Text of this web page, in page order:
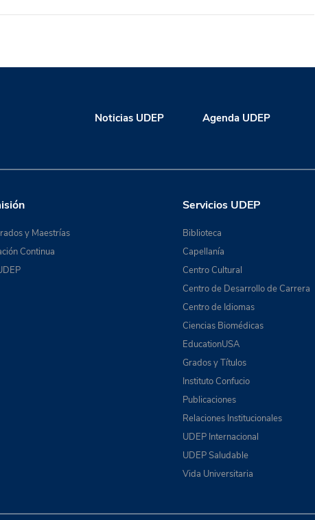
Noticias UDEP Agenda UDEP
y Maestrías
Continua
Servicios UDEP
Biblioteca
Capellanía
Centro Cultural
Centro de Desarrollo de Carrera
Centro de Idiomas
Ciencias Biomédicas
EducationUSA
Grados y Títulos
Instituto Confucio
Publicaciones
Relaciones Institucionales
UDEP Internacional
UDEP Saludable
Vida Universitaria